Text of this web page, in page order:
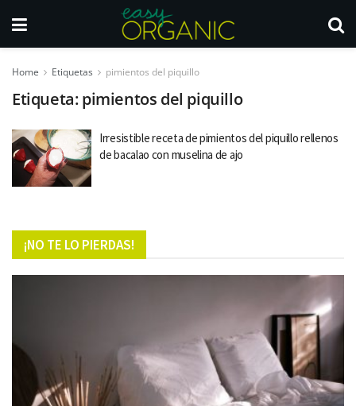
Home Etiquetas pimientos del piquillo
Etiqueta:pimientos del piquillo
Irresistible receta de pimientos del piquillo rellenos
de bacalao con muselina de ajo
¡NO TE LO PIERDAS!